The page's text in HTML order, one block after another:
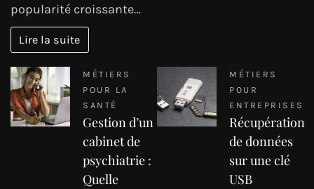
popularité croissante…
Lire la suite
MÉTIERS
POUR LA
SANTÉ
Gestion d’un
cabinet de
psychiatrie :
Quelle
MÉTIERS
POUR
ENTREPRISES
Récupération
de données
sur une clé
USB